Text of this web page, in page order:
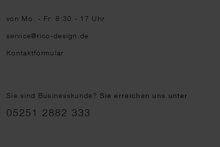
von Mo. - Fr. 8:30 - 17 Uhr
service@rico-design.de
Kontaktformular
Sie sind Businesskunde?Sie erreichen uns unter
05251 2882 333